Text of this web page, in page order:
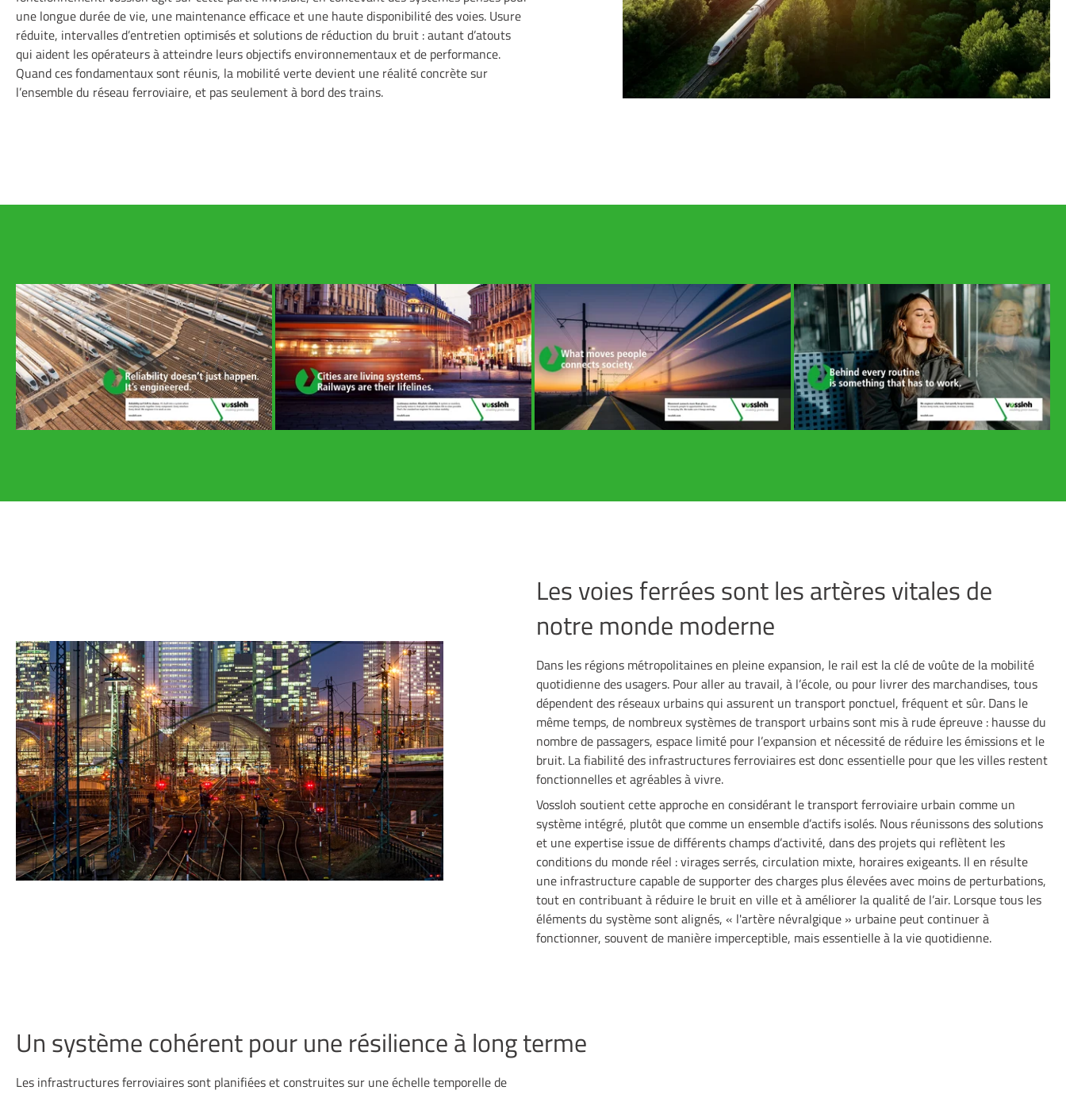
une longue durée de vie, une maintenance efficace et une haute disponibilité des voies. Usure
réduite, intervalles d’entretien optimisés et solutions de réduction du bruit : autant d’atouts
qui aident les opérateurs à atteindre leurs objectifs environnementaux et de performance.
Quand ces fondamentaux sont réunis, la mobilité verte devient une réalité concrète sur
l’ensemble du réseau ferroviaire, et pas seulement à bord des trains.
Les voies ferrées sont les artères vitales de
notre monde moderne
Dans les régions métropolitaines en pleine expansion, le rail est la clé de voûte de la mobilité
quotidienne des usagers. Pour aller au travail, à l’école, ou pour livrer des marchandises, tous
dépendent des réseaux urbains qui assurent un transport ponctuel, fréquent et sûr. Dans le
même temps, de nombreux systèmes de transport urbains sont mis à rude épreuve : hausse du
nombre de passagers, espace limité pour l’expansion et nécessité de réduire les émissions et le
bruit. La fiabilité des infrastructures ferroviaires est donc essentielle pour que les villes restent
fonctionnelles et agréables à vivre.
Vossloh soutient cette approche en considérant le transport ferroviaire urbain comme un
système intégré, plutôt que comme un ensemble d’actifs isolés. Nous réunissons des solutions
et une expertise issue de différents champs d’activité, dans des projets qui reflètent les
conditions du monde réel : virages serrés, circulation mixte, horaires exigeants. Il en résulte
une infrastructure capable de supporter des charges plus élevées avec moins de perturbations,
tout en contribuant à réduire le bruit en ville et à améliorer la qualité de l’air. Lorsque tous les
éléments du système sont alignés, « l'artère névralgique » urbaine peut continuer à
fonctionner, souvent de manière imperceptible, mais essentielle à la vie quotidienne.
Un système cohérent pour une résilience à long terme
Les infrastructures ferroviaires sont planifiées et construites sur une échelle temporelle de